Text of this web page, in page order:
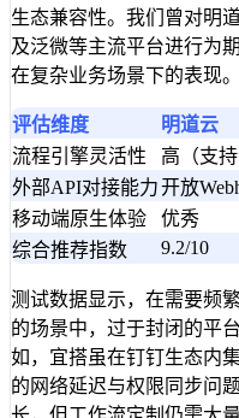
生态兼容性。我们曾对明
及泛微等主流平台进行为
在复杂业务场景下的表现
评估维度 明道云
流程引擎灵活性
高（支持
外部API对接能力开放
移动端原生体验
优秀
综合推荐指数
9.2/10
测试数据显示，在需要频
的场景中，过于封闭的平
如，宜搭虽在钉钉生态内
的网络延迟与权限同步问